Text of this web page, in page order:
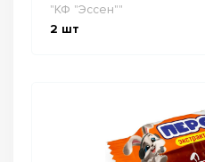
"КФ "Эссен""
2 шт